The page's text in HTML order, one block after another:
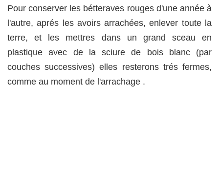
Pour conserver les bétteraves rouges d'une année à
l'autre, aprés les avoirs arrachées, enlever toute la
terre, et les mettres dans un grand sceau en
plastique avec de la sciure de bois blanc (par
couches successives) elles resterons trés fermes,
comme au moment de l'arrachage .